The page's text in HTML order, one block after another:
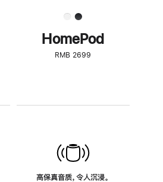
HomePod
RMB 2699
高保真音质，令人沉浸。